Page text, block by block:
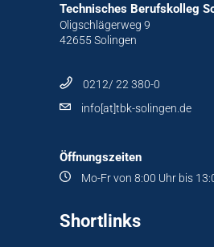
Technisches Berufskolleg
Oligschlägerweg 9
42655 Solingen
0212/ 22 380-0
info[at]tbk-solingen.de
Öffnungszeiten
Mo-Fr von 8:00 Uhr bis
Shortlinks